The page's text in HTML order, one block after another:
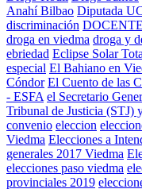
Anahí Bilbao Diputada
discriminación DOCENTE
droga en viedma droga y
ebriedad Eclipse Solar
especial El Bahiano en
Cóndor El Cuento de las
- ESFA el Secretario
Tribunal de Justicia (STJ)
convenio eleccion
Viedma Elecciones a
generales 2017 Viedma
elecciones paso viedma
provinciales 2019